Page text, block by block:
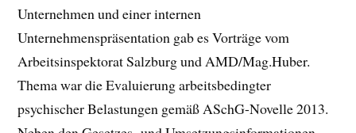
Unternehmen und einer internen
Unternehmenspräsentation gab es Vorträge vom
Arbeitsinspektorat Salzburg und AMD/Mag.Huber.
Thema war die Evaluierung arbeitsbedingter
psychischer Belastungen gemäß ASchG-Novelle 2013.